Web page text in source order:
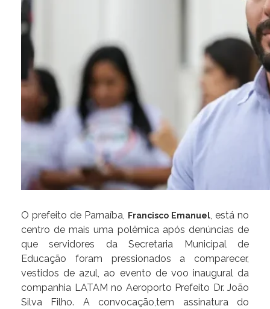
O prefeito de Parnaíba, Francisco Emanuel, está no
centro de mais uma polêmica após denúncias de
que servidores da Secretaria Municipal de
Educação foram pressionados a comparecer,
vestidos de azul, ao evento de voo inaugural da
companhia LATAM no Aeroporto Prefeito Dr. João
Silva Filho. A convocação,tem assinatura do